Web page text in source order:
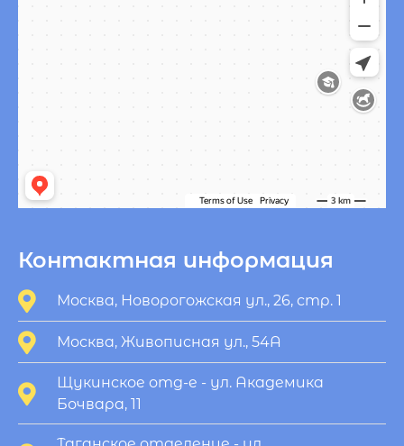
Контактная информация
Москва, Новорогожская ул., 26, стр. 1
Москва, Живописная ул., 54А
Щукинское отд-е - ул. Академика
Бочвара, 11